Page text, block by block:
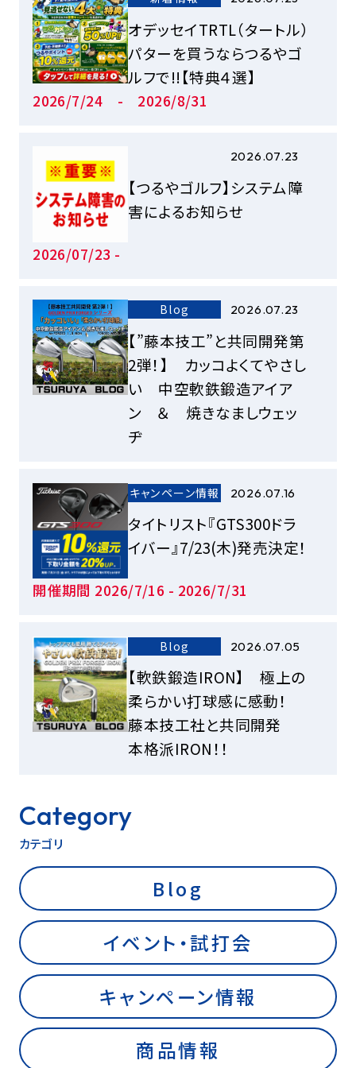
オデッセイTRTL（タートル）
パターを買うならつるやゴ
ルフで!!【特典４選】
2026/7/24 - 2026/8/31
2026.07.23
【つるやゴルフ】システム障
害によるお知らせ
2026/07/23 -
Blog 2026.07.23
【”藤本技工”と共同開発第
2弾！】 カッコよくてやさし
い 中空軟鉄鍛造アイア
ン ＆ 焼きなましウェッ
ヂ
キャンペーン情報 2026.07.16
タイトリスト『GTS300ドラ
イバー』7/23(木)発売決定！
開催期間 2026/7/16 - 2026/7/31
Blog 2026.07.05
【軟鉄鍛造IRON】 極上の
柔らかい打球感に感動！
藤本技工社と共同開発
本格派IRON！！
Category
カテゴリ
Blog
イベント・試打会
キャンペーン情報
商品情報